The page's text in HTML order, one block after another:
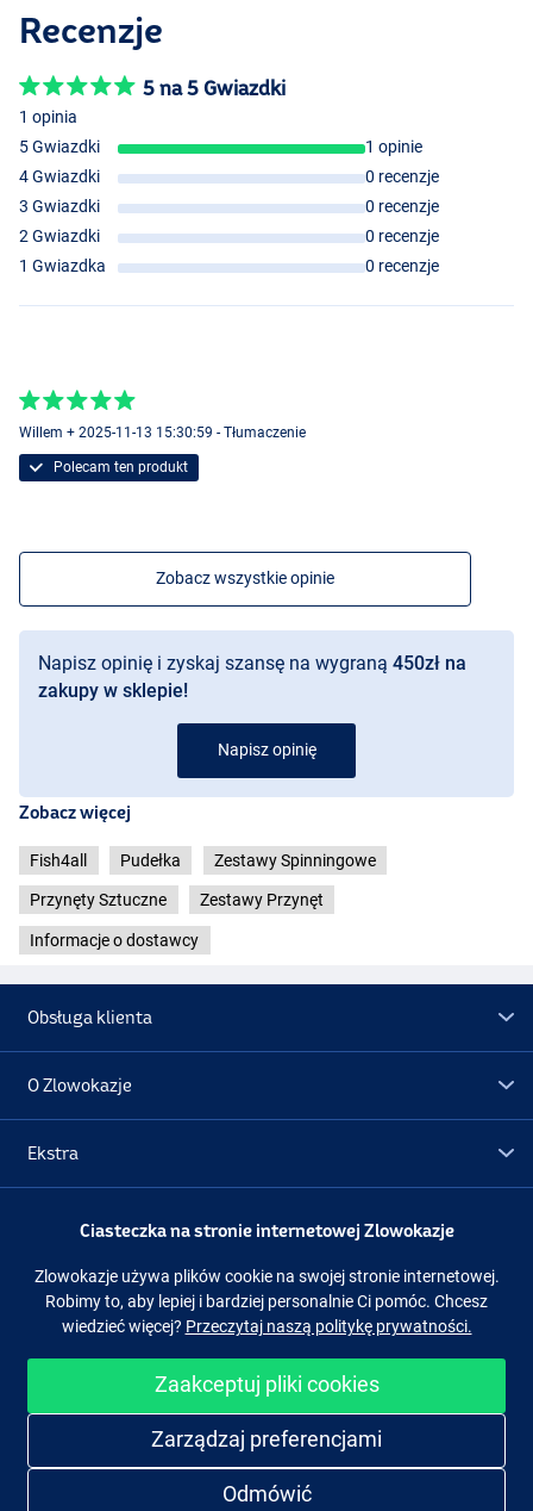
Recenzje
5 na 5 Gwiazdki
1 opinia
5 Gwiazdki
1 opinie
4 Gwiazdki
0 recenzje
3 Gwiazdki
0 recenzje
2 Gwiazdki
0 recenzje
1 Gwiazdka
0 recenzje
Willem + 2025-11-13 15:30:59 - Tłumaczenie
Polecam ten produkt
Zobacz wszystkie opinie
Napisz opinię i zyskaj szansę na wygraną 450zł na
zakupy w sklepie!
Napisz opinię
Zobacz więcej
Fish4all Pudełka Zestawy Spinningowe
Przynęty Sztuczne Zestawy Przynęt
Informacje o dostawcy
Obsługa klienta
O Zlowokazje
Ekstra
Promocje
Obserwuj nas Facebook Instagram
Ciasteczka na stronie internetowej Zlowokazje
Zlowokazje używa plików cookie na swojej stronie internetowej.
Robimy to, aby lepiej i bardziej personalnie Ci pomóc. Chcesz
wiedzieć więcej? Przeczytaj naszą politykę prywatności.
Zaakceptuj pliki cookies
Zarządzaj preferencjami
Odmówić